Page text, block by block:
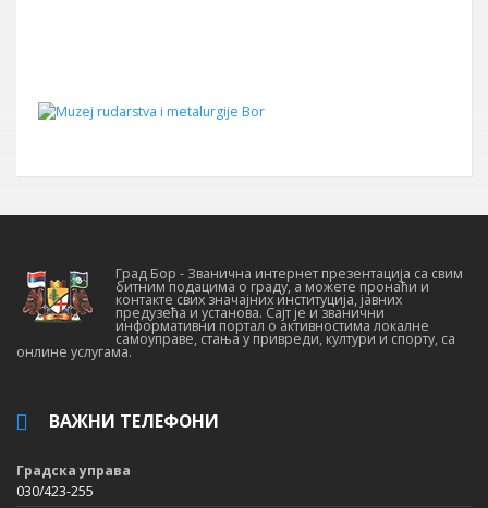
Град Бор - Званична интернет презентација са свим
битним подацима о граду, а можете пронаћи и
контакте свих значајних институција, јавних
предузећа и установа. Сајт је и званични
информативни портал о активностима локалне
самоуправе, стања у привреди, култури и спорту, са
онлине услугама.
ВАЖНИ ТЕЛЕФОНИ
Градска управа
030/423-255